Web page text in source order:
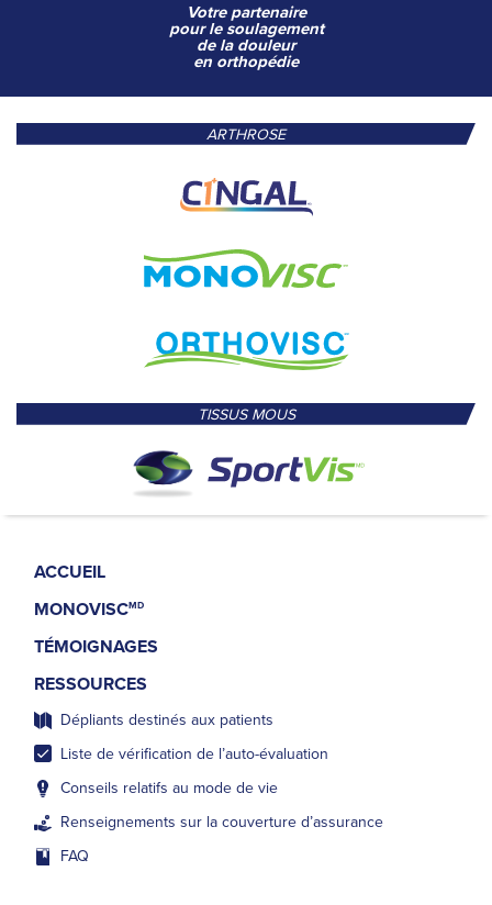
Votre partenaire
pour le soulagement
de la douleur
en orthopédie
ARTHROSE
TISSUS MOUS
ACCUEIL
MONOVISCMD
TÉMOIGNAGES
RESSOURCES
Dépliants destinés aux patients
Liste de vérification de l’auto-évaluation
Conseils relatifs au mode de vie
Renseignements sur la couverture d’assurance
FAQ